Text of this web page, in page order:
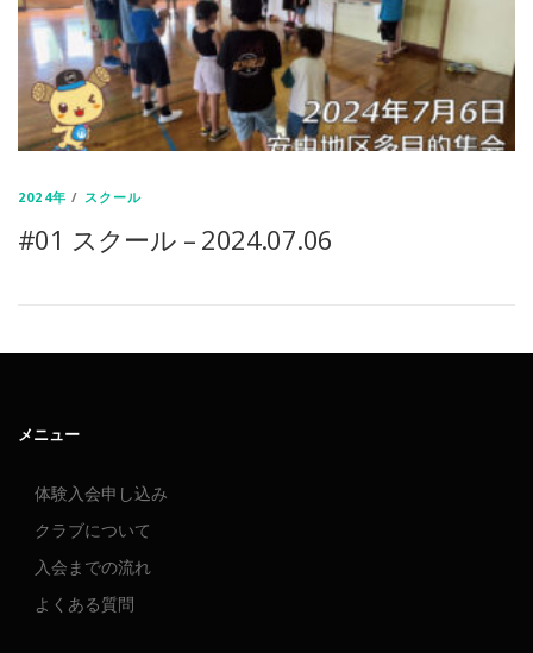
2024年 / スクール
#01 スクール – 2024.07.06
メニュー
体験入会申し込み
クラブについて
入会までの流れ
よくある質問